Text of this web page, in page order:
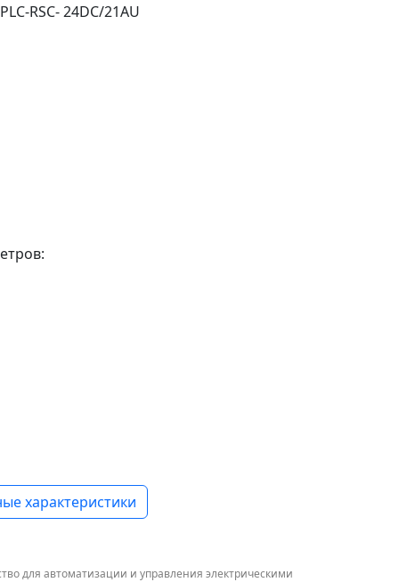
RSC- 24DC/21AU
характеристики
для автоматизации и управления электрическими